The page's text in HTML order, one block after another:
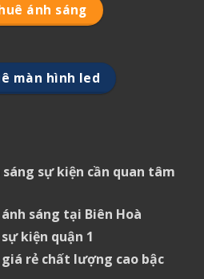
ánh sáng
màn hình led
sự kiện cần quan tâm
sáng tại Biên Hoà
kiện quận 1
rẻ chất lượng cao bậc